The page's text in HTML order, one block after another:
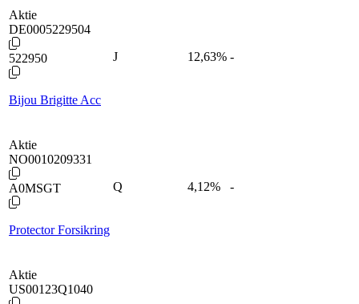
Aktie
DE0005229504
522950
Bijou Brigitte Acc
J 12,63% -
Aktie
NO0010209331
A0MSGT
Protector Forsikring
Q 4,12% -
Aktie
US00123Q1040